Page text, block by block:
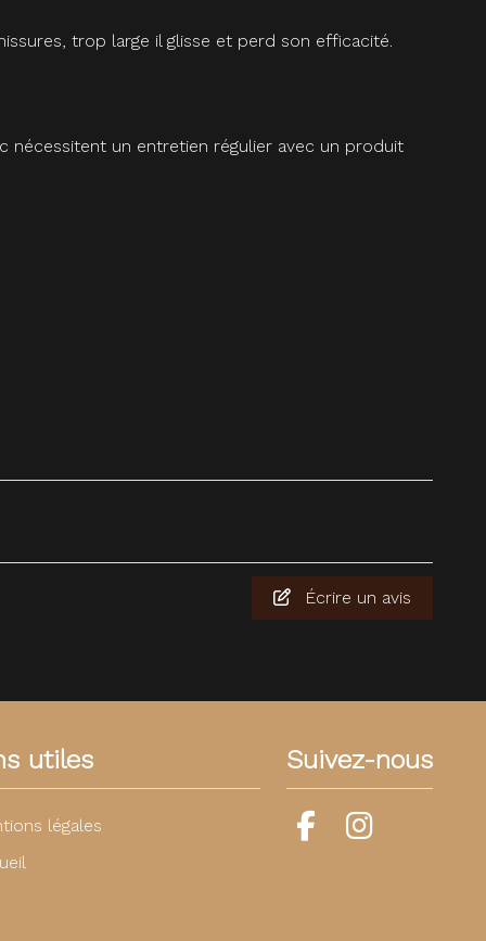
trop large il glisse et perd son efficacité.
nécessitent un entretien régulier avec un produit
Écrire un avis
utiles
légales
Suivez-nous